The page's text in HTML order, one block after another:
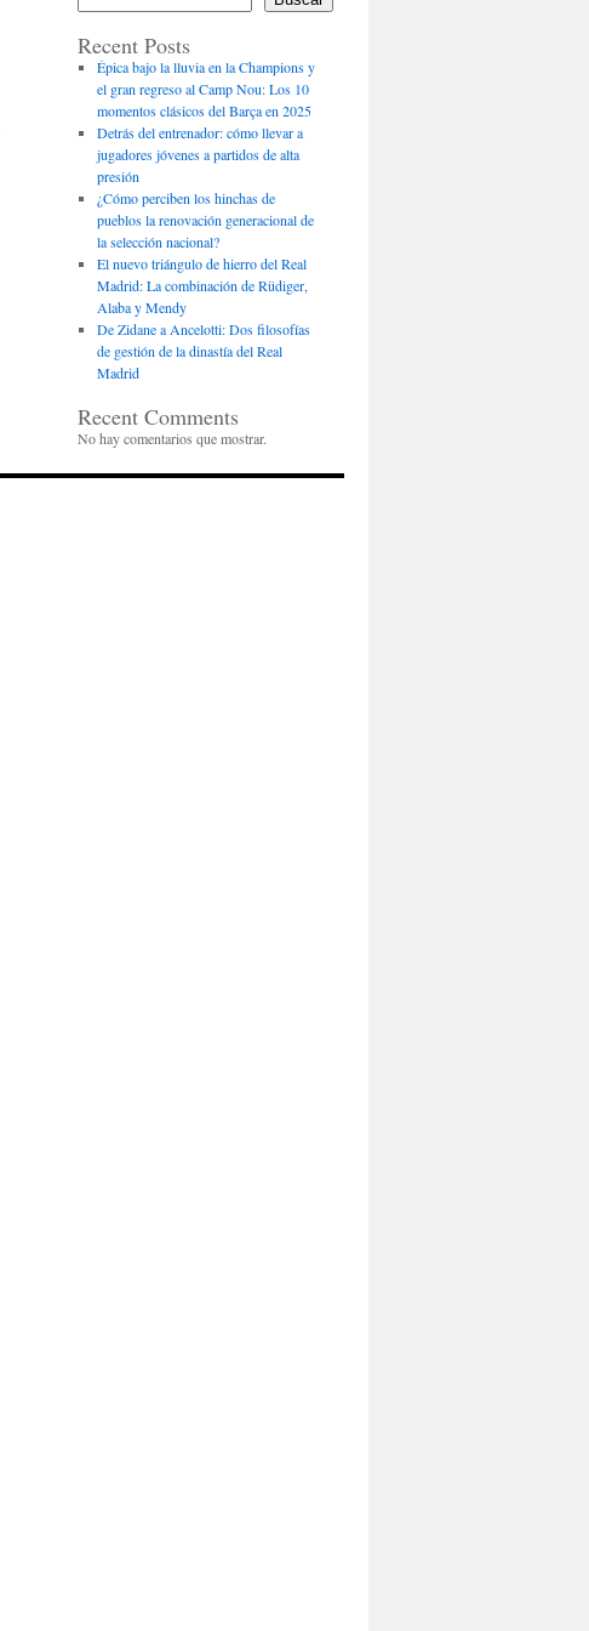
Recent Posts
Épica bajo la lluvia en la Champions y
el gran regreso al Camp Nou: Los 10
momentos clásicos del Barça en 2025
Detrás del entrenador: cómo llevar a
jugadores jóvenes a partidos de alta
presión
¿Cómo perciben los hinchas de
pueblos la renovación generacional de
la selección nacional?
El nuevo triángulo de hierro del Real
Madrid: La combinación de Rüdiger,
Alaba y Mendy
De Zidane a Ancelotti: Dos filosofías
de gestión de la dinastía del Real
Madrid
Recent Comments
No hay comentarios que mostrar.